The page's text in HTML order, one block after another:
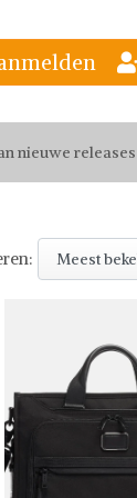
looks
nieuwe releases
met vrienden